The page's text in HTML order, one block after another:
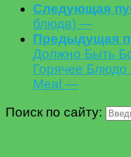
Следующая
блюда) —
Предыдущая
Должно Быть
Горячее
Meal —
Поиск по сайту: